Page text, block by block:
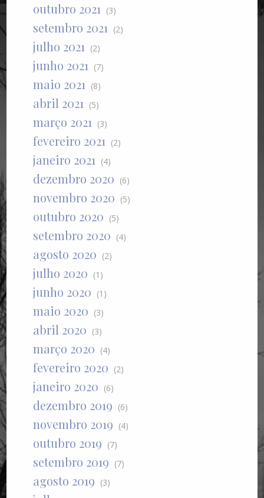
outubro 2021 (3)
setembro 2021 (2)
julho 2021 (2)
junho 2021 (7)
maio 2021 (8)
abril 2021 (5)
março 2021 (3)
fevereiro 2021 (2)
janeiro 2021 (4)
dezembro 2020 (6)
novembro 2020 (5)
outubro 2020 (5)
setembro 2020 (4)
agosto 2020 (2)
julho 2020 (1)
junho 2020 (1)
maio 2020 (3)
abril 2020 (3)
março 2020 (4)
fevereiro 2020 (2)
janeiro 2020 (6)
dezembro 2019 (6)
novembro 2019 (4)
outubro 2019 (7)
setembro 2019 (7)
agosto 2019 (3)